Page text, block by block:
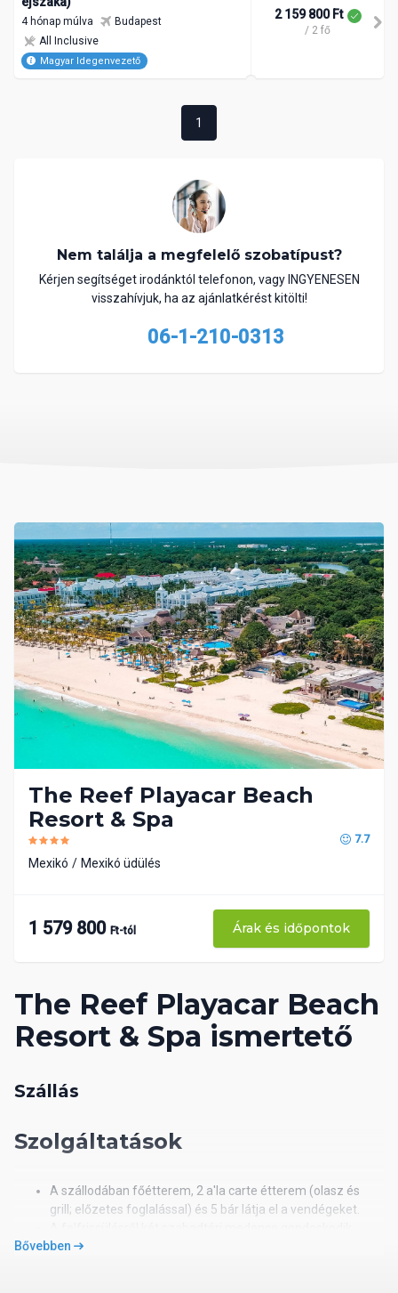
4 hónap múlva
Budapest
All Inclusive
Magyar Idegenvezető
2 159 800 Ft
/ 2 fő
1
Nem találja a megfelelő szobatípust?
Kérjen segítséget irodánktól telefonon, vagy INGYENESEN
visszahívjuk, ha az ajánlatkérést kitölti!
06-1-210-0313
The Reef Playacar Beach
Resort & Spa ismertető
Szállás
Szolgáltatások
A szállodában főétterem, 2 a'la carte étterem (olasz és
grill; előzetes foglalással) és 5 bár látja el a vendégeket.
egyikükben gyermekrésszel. A napernyők és a
Bővebben
The Reef Playacar Beach
Resort & Spa
7.7
Mexikó Mexikó üdülés
1 579 800 Ft-tól Árak és időpontok